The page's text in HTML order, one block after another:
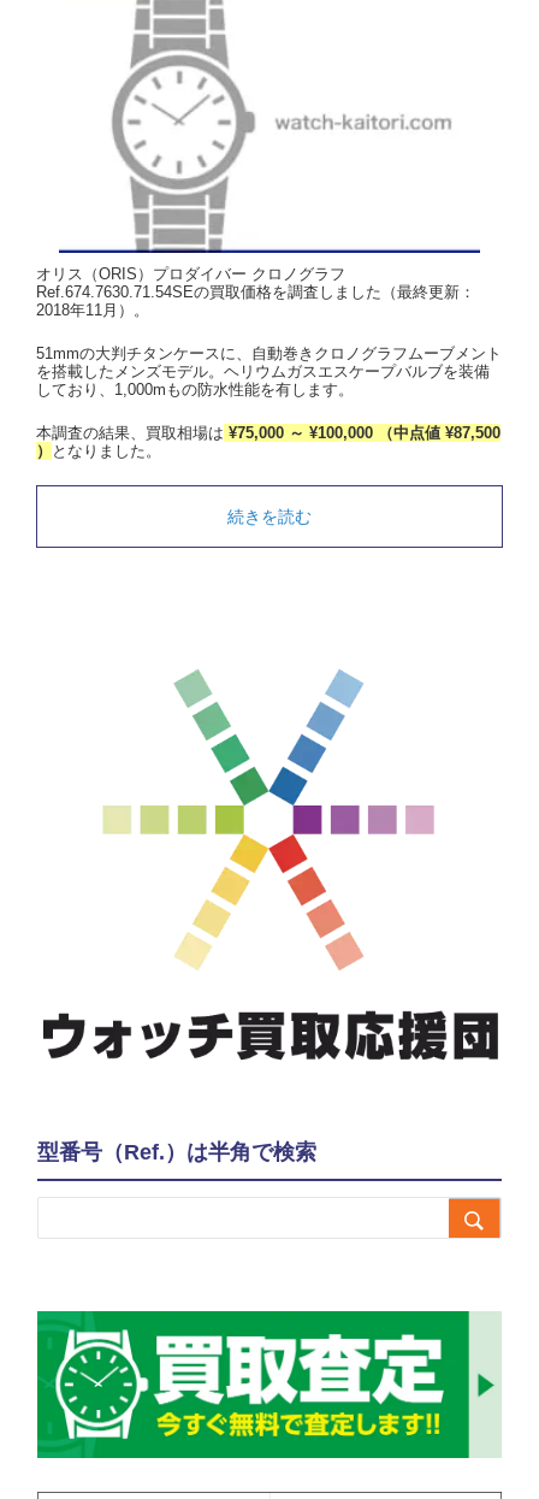
オリス（ORIS）プロダイバー クロノグラフ
Ref.674.7630.71.54SEの買取価格を調査しました（最終更新：
2018年11月）。
51mmの大判チタンケースに、自動巻きクロノグラフムーブメント
を搭載したメンズモデル。ヘリウムガスエスケープバルブを装備
しており、1,000mもの防水性能を有します。
本調査の結果、買取相場は ¥75,000 ～ ¥100,000 （中点値 ¥87,500
）
となりました。
続きを読む
型番号（Ref.）は半角で検索
